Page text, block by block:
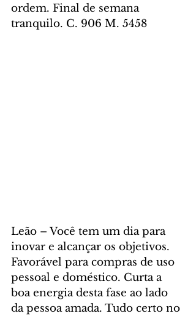
ordem. Final de semana
tranquilo. C. 906 M. 5458
Leão – Você tem um dia para
inovar e alcançar os objetivos.
Favorável para compras de uso
pessoal e doméstico. Curta a
boa energia desta fase ao lado
da pessoa amada. Tudo certo no